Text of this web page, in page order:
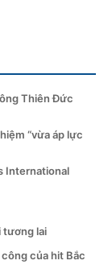
Thiên Đức
“vừa áp lực
International
tương lai
của hit Bắc